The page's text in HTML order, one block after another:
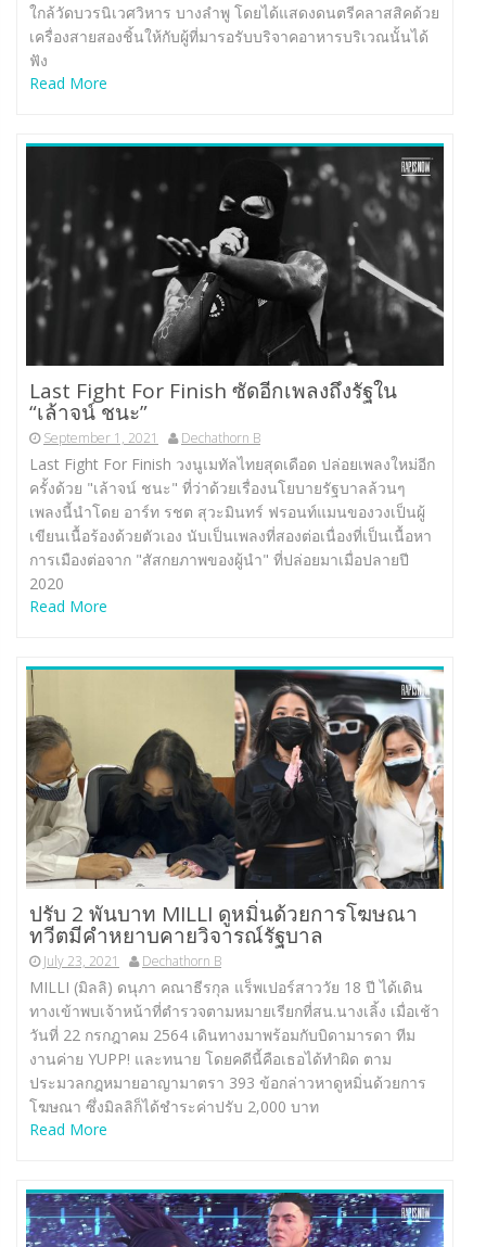
ใกล้วัดบวรนิเวศวิหาร บางลำพู โดยได้แสดงดนตรีคลาสสิคด้วย
เครื่องสายสองชิ้นให้กับผู้ที่มารอรับบริจาคอาหารบริเวณนั้นได้
ฟัง
Read More
Last Fight For Finish ซัดอีกเพลงถึงรัฐใน
“เล้าจน์ ชนะ”
September 1, 2021 Dechathorn B
Last Fight For Finish วงนูเมทัลไทยสุดเดือด ปล่อยเพลงใหม่อีก
ครั้งด้วย "เล้าจน์ ชนะ" ที่ว่าด้วยเรื่องนโยบายรัฐบาลล้วนๆ
เพลงนี้นำโดย อาร์ท รชต สุวะมินทร์ ฟรอนท์แมนของวงเป็นผู้
เขียนเนื้อร้องด้วยตัวเอง นับเป็นเพลงที่สองต่อเนื่องที่เป็นเนื้อหา
การเมืองต่อจาก "สัสกยภาพของผู้นำ" ที่ปล่อยมาเมื่อปลายปี
2020
Read More
ปรับ 2 พันบาท MILLI ดูหมิ่นด้วยการโฆษณา
ทวีตมีคำหยาบคายวิจารณ์รัฐบาล
July 23, 2021 Dechathorn B
MILLI (มิลลิ) ดนุภา คณาธีรกุล แร็พเปอร์สาววัย 18 ปี ได้เดิน
ทางเข้าพบเจ้าหน้าที่ตำรวจตามหมายเรียกที่สน.นางเลิ้ง เมื่อเช้า
วันที่ 22 กรกฎาคม 2564 เดินทางมาพร้อมกับบิดามารดา ทีม
งานค่าย YUPP! และทนาย โดยคดีนี้คือเธอได้ทำผิด ตาม
ประมวลกฎหมายอาญามาตรา 393 ข้อกล่าวหาดูหมิ่นด้วยการ
โฆษณา ซึ่งมิลลิก็ได้ชำระค่าปรับ 2,000 บาท
Read More